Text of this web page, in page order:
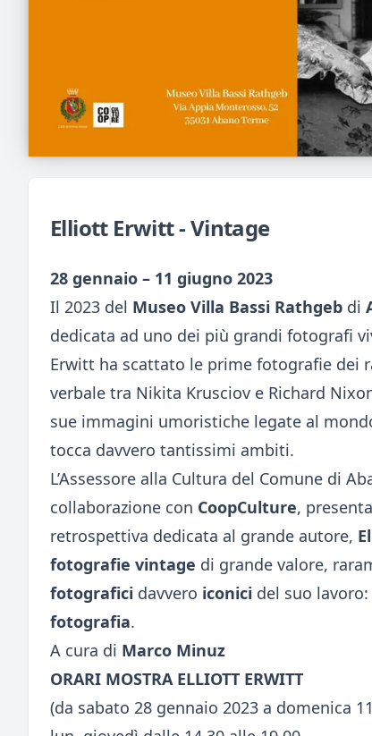
Elliott Erwitt - Vintage
28 gennaio – 11 giugno 2023
Il 2023 del Museo Villa Bassi Rathgeb di
dedicata ad uno dei più grandi fotografi
Erwitt ha scattato le prime fotografie dei
verbale tra Nikita Krusciov e Richard
sue immagini umoristiche legate al
tocca davvero tantissimi ambiti.
L’Assessore alla Cultura del Comune di
collaborazione con CoopCulture,
retrospettiva dedicata al grande autore,
fotografie vintage di grande valore,
fotografici davvero iconici del suo
fotografia.
A cura di Marco Minuz
ORARI MOSTRA ELLIOTT ERWITT
(da sabato 28 gennaio 2023 a domenica